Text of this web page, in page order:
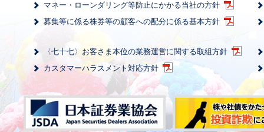
マネー・ローンダリング等防止にかかる当社の方針
募集等に係る株券等の顧客への配分に係る基本方針
〈七十七〉お客さま本位の業務運営に関する取組方針
カスタマーハラスメント対応方針